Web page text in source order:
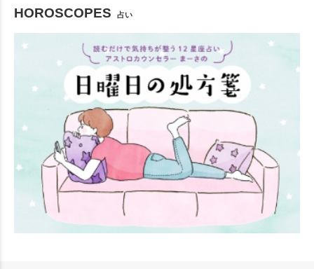
HOROSCOPES 占い